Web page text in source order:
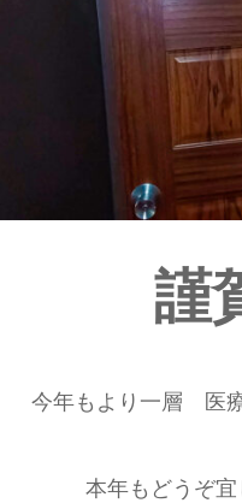
謹
今年もより一層 医
本年もどうぞ